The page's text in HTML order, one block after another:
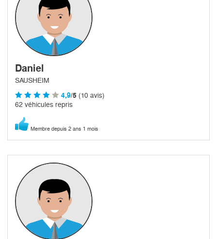
Daniel
SAUSHEIM
4,9/5 (10 avis)
62 véhicules repris
Membre depuis 2 ans 1 mois